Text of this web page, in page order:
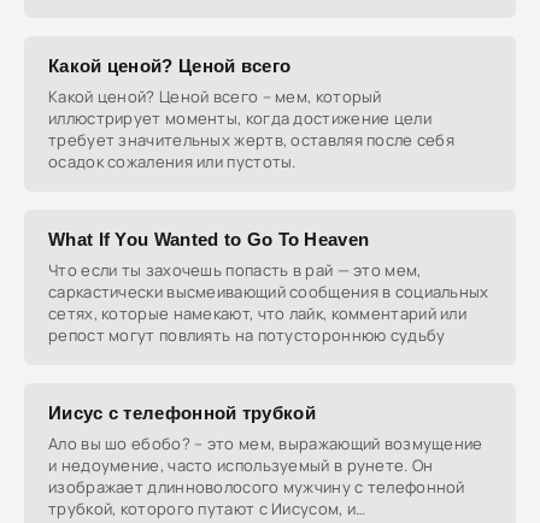
Какой ценой? Ценой всего
Какой ценой? Ценой всего – мем, который
иллюстрирует моменты, когда достижение цели
требует значительных жертв, оставляя после себя
осадок сожаления или пустоты.
What If You Wanted to Go To Heaven
Что если ты захочешь попасть в рай — это мем,
саркастически высмеивающий сообщения в социальных
сетях, которые намекают, что лайк, комментарий или
репост могут повлиять на потустороннюю судьбу
Иисус с телефонной трубкой
Ало вы шо ебобо? – это мем, выражающий возмущение
и недоумение, часто используемый в рунете. Он
изображает длинноволосого мужчину с телефонной
трубкой, которого путают с Иисусом, и